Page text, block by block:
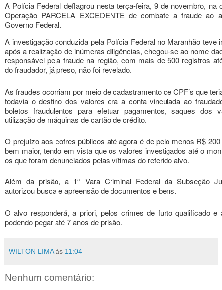
A Polícia Federal deflagrou nesta terça-feira, 9 de novembro, na
Operação PARCELA EXCEDENTE de combate a fraude ao
Governo Federal.
A investigação conduzida pela Polícia Federal no Maranhão teve
após a realização de inúmeras diligências, chegou-se ao nome
responsável pela fraude na região, com mais de 500 registros
do fraudador, já preso, não foi revelado.
As fraudes ocorriam por meio de cadastramento de CPF’s que
todavia o destino dos valores era a conta vinculada ao
boletos fraudulentos para efetuar pagamentos, saques dos
utilização de máquinas de cartão de crédito.
O prejuízo aos cofres públicos até agora é de pelo menos R$
bem maior, tendo em vista que os valores investigados até o
os que foram denunciados pelas vítimas do referido alvo.
Além da prisão, a 1ª Vara Criminal Federal da Subseção
autorizou busca e apreensão de documentos e bens.
O alvo responderá, a priori, pelos crimes de furto qualificado e
podendo pegar até 7 anos de prisão.
WILTON LIMA às 11:04
Nenhum comentário: